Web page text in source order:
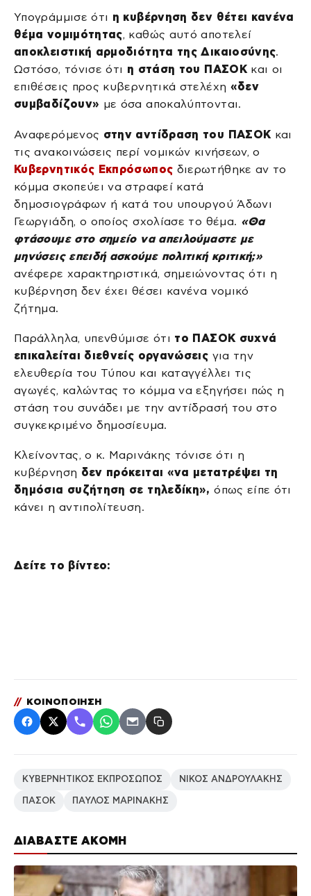
ΔΙΑΒΑΣΤΕ ΑΚΟΜΗ
Υπογράμμισε ότι η κυβέρνηση δεν θέτει κανένα
θέμα νομιμότητας, καθώς αυτό αποτελεί
αποκλειστική αρμοδιότητα της Δικαιοσύνης.
Ωστόσο, τόνισε ότι η στάση του ΠΑΣΟΚκαι οι
επιθέσεις προς κυβερνητικά στελέχη «δεν
συμβαδίζουν» με όσα αποκαλύπτονται.
Αναφερόμενος στην αντίδραση του ΠΑΣΟΚ και
τις ανακοινώσεις περί νομικών κινήσεων, ο
Κυβερνητικός Εκπρόσωπος διερωτήθηκε αν το
κόμμα σκοπεύει να στραφεί κατά
δημοσιογράφων ή κατά του υπουργού Άδωνι
Γεωργιάδη, ο οποίος σχολίασε το θέμα. «Θα
φτάσουμε στο σημείο να απειλούμαστε με
μηνύσεις επειδή ασκούμε πολιτική κριτική;»
ανέφερε χαρακτηριστικά, σημειώνοντας ότι η
κυβέρνηση δεν έχει θέσει κανένα νομικό
ζήτημα.
Παράλληλα, υπενθύμισε ότι το ΠΑΣΟΚ συχνά
επικαλείται διεθνείς οργανώσεις για την
ελευθερία του Τύπου και καταγγέλλει τις
αγωγές, καλώντας το κόμμα να εξηγήσει πώς η
στάση του συνάδει με την αντίδρασή του στο
συγκεκριμένο δημοσίευμα.
Κλείνοντας, ο κ. Μαρινάκης τόνισε ότι η
κυβέρνηση δεν πρόκειται «να μετατρέψει τη
δημόσια συζήτηση σε τηλεδίκη», όπως είπε ότι
κάνει η αντιπολίτευση.
Δείτε το βίντεο:
// ΚΟΙΝΟΠΟΙΗΣΗ
ΚΥΒΕΡΝΗΤΙΚΟΣ ΕΚΠΡΟΣΩΠΟΣ ΝΙΚΟΣ ΑΝΔΡΟΥΛΑΚΗΣ
ΠΑΣΟΚ ΠΑΥΛΟΣ ΜΑΡΙΝΑΚΗΣ